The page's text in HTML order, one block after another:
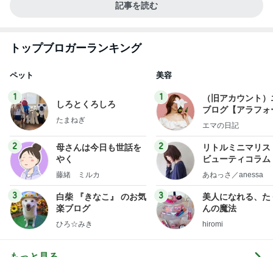
記事を読む
トップブロガーランキング
ペット
1
しろとくろしろ
たまねぎ
2
母さんは今日も世話を
やく
藤緒 ミルカ
3
白柴 『きなこ』 のお気
楽ブログ
ひろ☆みき
美容
1
（旧アカウント
ブログ【アラフォ
社売却セカンドラ
エマの日記
2
リトルミニマリス
ビューティコラ
little
あねっさ／anessa
3
美人になれる、た
んの魔法
hiromi